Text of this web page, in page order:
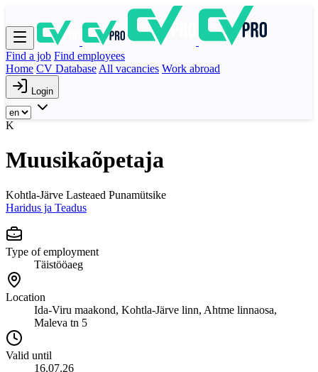
Find a job Find employees
Home CV Database All vacancies Work abroad
Login
K
Muusikaõpetaja
Kohtla-Järve Lasteaed Punamütsike
Haridus ja Teadus
Type of employment
Täistööaeg
Location
Ida-Viru maakond, Kohtla-Järve linn, Ahtme linnaosa,
Maleva tn 5
Valid until
16.07.26